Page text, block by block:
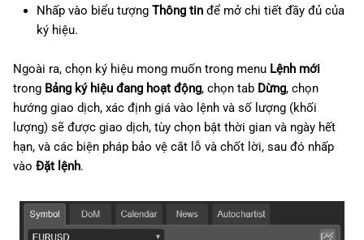
Nhấp vào biểu tượng Thông tinđể mở chi tiết đầy đủ của
ký hiệu.
Ngoài ra, chọn ký hiệu mong muốn trong menu Lệnh mới
trong Bảng ký hiệu đang hoạt động, chọn tab Dừng, chọn
hướng giao dịch, xác định giá vào lệnh và số lượng (khối
lượng) sẽ được giao dịch, tùy chọn bật thời gian và ngày hết
hạn, và các biện pháp bảo vệ cắt lỗ và chốt lời, sau đó nhấp
vào Đặt lệnh.